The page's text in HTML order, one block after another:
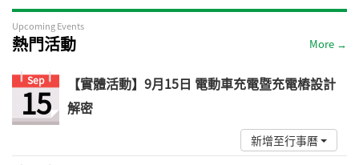
Upcoming Events
熱門活動 More →
Sep
15
【實體活動】9月15日 電動車充電暨充電樁設計
解密
新增至行事曆